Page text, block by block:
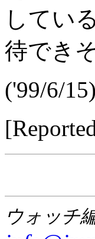
してい
待でき
('99/6/15)
ウォッチ